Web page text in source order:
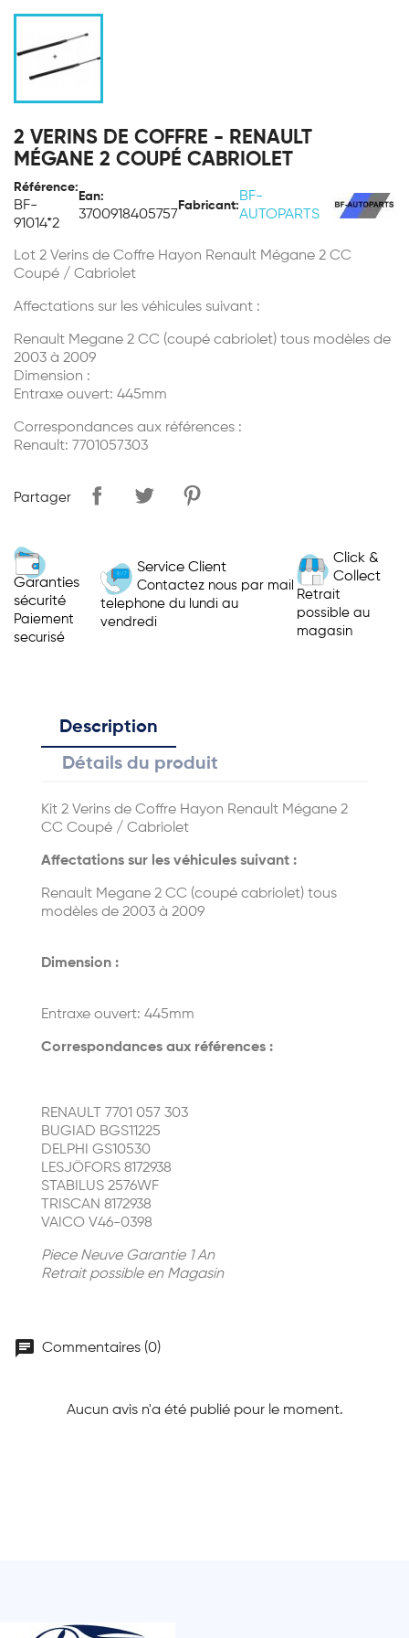
2 VERINS DE COFFRE - RENAULT
MÉGANE 2 COUPÉ CABRIOLET
Référence:
BF-
91014*2
Ean:
3700918405757
Fabricant:
BF-
AUTOPARTS
Lot 2 Verins de Coffre Hayon Renault Mégane 2 CC
Coupé / Cabriolet
Affectations sur les véhicules suivant :
Renault Megane 2 CC (coupé cabriolet) tous modèles de
2003 à 2009
Dimension :
Entraxe ouvert: 445mm
Correspondances aux références :
Renault: 7701057303
Partager
Garanties
sécurité
Paiement
securisé
Service Client
Contactez nous par mail
telephone du lundi au
vendredi
Click &
Collect
Retrait
possible au
magasin
Description
Détails du produit
Kit 2 Verins de Coffre Hayon Renault Mégane 2
CC Coupé / Cabriolet
Affectations sur les véhicules suivant :
Renault Megane 2 CC (coupé cabriolet) tous
modèles de 2003 à 2009
Dimension :
Entraxe ouvert: 445mm
Correspondances aux références :
RENAULT 7701 057 303
BUGIAD BGS11225
DELPHI GS10530
LESJÖFORS 8172938
STABILUS 2576WF
TRISCAN 8172938
VAICO V46-0398
Piece Neuve Garantie 1 An
Retrait possible en Magasin
chat Commentaires (0)
Aucun avis n'a été publié pour le moment.